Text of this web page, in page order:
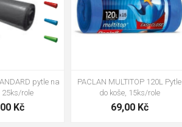
pytle na
role
Kč
PACLAN MULTITOP 120L Pytle
do koše, 15ks/role
69,00 Kč